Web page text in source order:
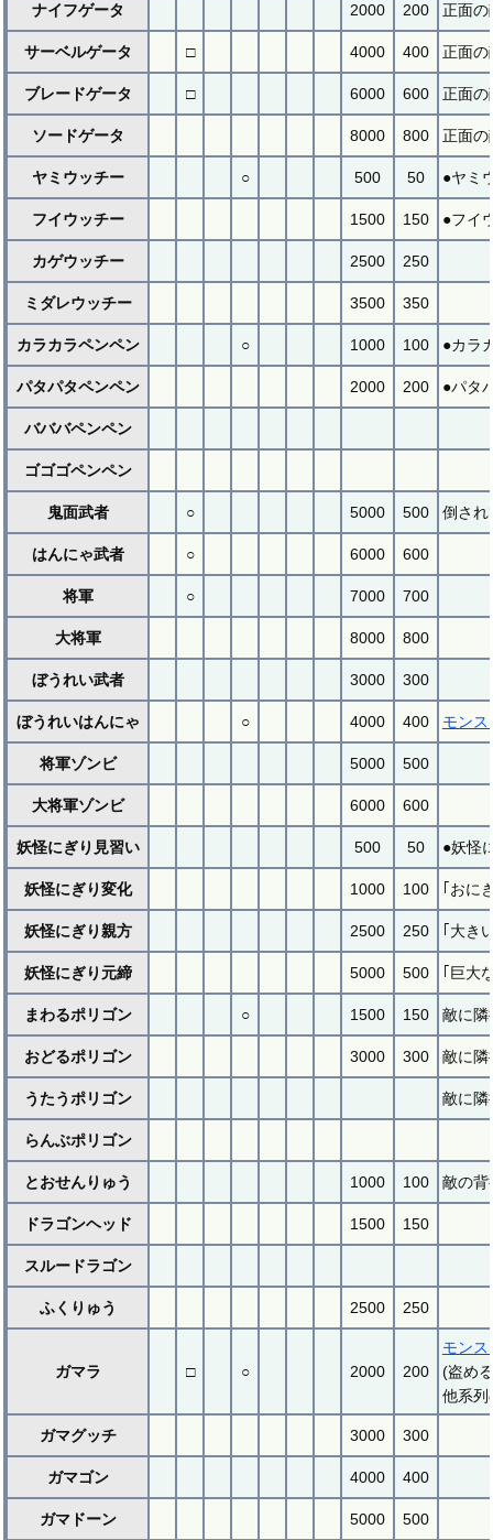
ナイフゲータ 2000 200 正面の
サーベルゲータ □ 4000 400 正面の
ブレードゲータ □ 6000 600 正面の
ソードゲータ 8000 800 正面の
ヤミウッチー ○ 500 50 ●ヤミ
フイウッチー 1500 150 ●フイ
カゲウッチー 2500 250
ミダレウッチー 3500 350
カラカラペンペン ○ 1000 100 ●カラ
パタパタペンペン 2000 200 ●パタ
バババペンペン
ゴゴゴペンペン
鬼面武者 ○ 5000 500 倒され
はんにゃ武者 ○ 6000 600
将軍 ○ 7000 700
大将軍 8000 800
ぼうれい武者 3000 300
ぼうれいはんにゃ ○ 4000 400 モンス
将軍ゾンビ 5000 500
大将軍ゾンビ 6000 600
妖怪にぎり見習い 500 50 ●妖怪
妖怪にぎり変化 1000 100 ｢おに
妖怪にぎり親方 2500 250 ｢大き
妖怪にぎり元締 5000 500 ｢巨大
まわるポリゴン ○ 1500 150 敵に隣
おどるポリゴン 3000 300 敵に隣
うたうポリゴン 敵に隣
らんぶポリゴン
とおせんりゅう 1000 100 敵の背
ドラゴンヘッド 1500 150
スルードラゴン
ふくりゅう 2500 250
ガマラ □ ○ 2000 200
モンス
(盗め
他系列
ガマグッチ 3000 300
ガマゴン 4000 400
ガマドーン 5000 500